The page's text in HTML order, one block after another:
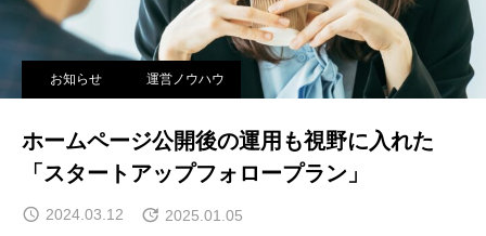
お知らせ 運営ノウハウ
ホームページ公開後の運用も視野に入れた
「スタートアップフォロープラン」
2024.03.12 2025.01.05